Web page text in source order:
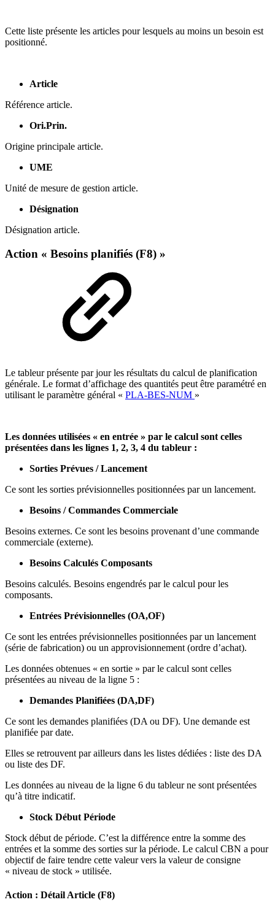
Cette liste présente les articles pour lesquels au moins un besoin est
positionné.
Article
Référence article.
Ori.Prin.
Origine principale article.
UME
Unité de mesure de gestion article.
Désignation
Désignation article.
Action « Besoins planifiés (F8) »
Le tableur présente par jour les résultats du calcul de planification
générale. Le format d’affichage des quantités peut être paramétré en
utilisant le paramètre général « PLA-BES-NUM »
Les données utilisées « en entrée » par le calcul sont celles
présentées dans les lignes 1, 2, 3, 4 du tableur :
Sorties Prévues / Lancement
Ce sont les sorties prévisionnelles positionnées par un lancement.
Besoins / Commandes Commerciale
Besoins externes. Ce sont les besoins provenant d’une commande
commerciale (externe).
Besoins Calculés Composants
Besoins calculés. Besoins engendrés par le calcul pour les
composants.
Entrées Prévisionnelles (OA,OF)
Ce sont les entrées prévisionnelles positionnées par un lancement
(série de fabrication) ou un approvisionnement (ordre d’achat).
Les données obtenues « en sortie » par le calcul sont celles
présentées au niveau de la ligne 5 :
Demandes Planifiées (DA,DF)
Ce sont les demandes planifiées (DA ou DF). Une demande est
planifiée par date.
Elles se retrouvent par ailleurs dans les listes dédiées : liste des DA
ou liste des DF.
Les données au niveau de la ligne 6 du tableur ne sont présentées
qu’à titre indicatif.
Stock Début Période
Stock début de période. C’est la différence entre la somme des
entrées et la somme des sorties sur la période. Le calcul CBN a pour
objectif de faire tendre cette valeur vers la valeur de consigne
« niveau de stock » utilisée.
Action : Détail Article (F8)